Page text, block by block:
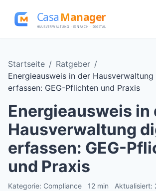
Startseite / Ratgeber /
Energieausweis in der
erfassen: GEG-Pflichten und Praxis
Energieausweis in
Hausverwaltung
erfassen: GEG-
und Praxis
Kategorie: Compliance 12 min